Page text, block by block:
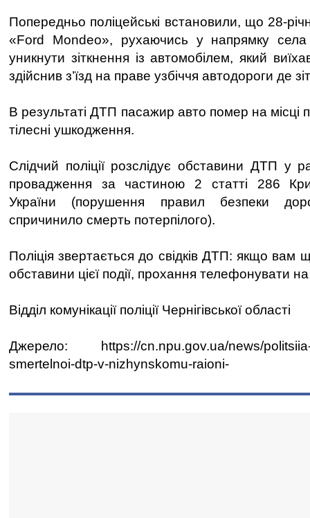
Попередньо поліцейські встановили, що 28-
«Ford Mondeo», рухаючись у напрямку
уникнути зіткнення із автомобілем, який
здійснив з’їзд на праве узбіччя автодороги де
В результаті ДТП пасажир авто помер на місці
тілесні ушкодження.
Слідчий поліції розслідує обставини ДТП у
провадження за частиною 2 статті 286
України (порушення правил безпеки
спричинило смерть потерпілого).
Поліція звертається до свідків ДТП: якщо вам
обставини цієї події, прохання телефонувати
Відділ комунікації поліції Чернігівської області
Джерело: https://cn.npu.gov.ua/news/politsiia-
smertelnoi-dtp-v-nizhynskomu-raioni-